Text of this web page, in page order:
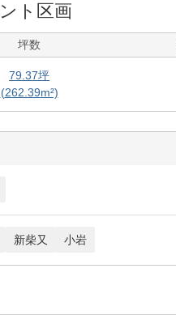
ト区画
坪数
79.37坪
(262.39m²)
新柴又 小岩